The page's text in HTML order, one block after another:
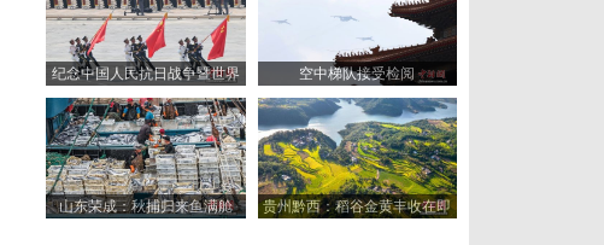
纪念中国人民抗日战争暨世界
反法西斯战争胜利80周年大会
举行
空中梯队接受检阅
山东荣成：秋捕归来鱼满舱 贵州黔西：稻谷金黄丰收在即